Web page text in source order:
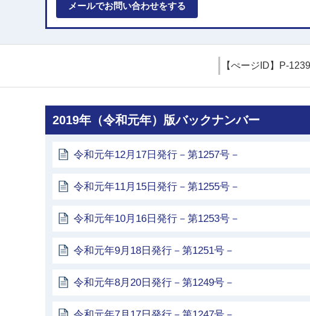
メールでお問い合わせをする
【ぺージID】 P-
2019年（令和元年）版バックナンバー
令和元年12月17日発行－第1257号－
令和元年11月15日発行－第1255号－
令和元年10月16日発行－第1253号－
令和元年9月18日発行－第1251号－
令和元年8月20日発行－第1249号－